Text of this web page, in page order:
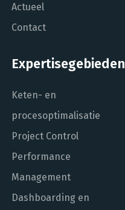
Actueel
Contact
Expertisegebieden
Keten- en
procesoptimalisatie
Project Control
Performance
Management
Dashboarding en